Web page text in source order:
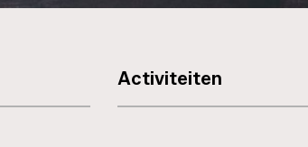
Activiteiten